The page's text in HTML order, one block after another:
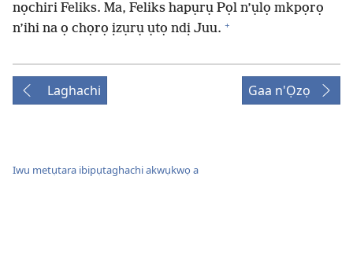
nọchiri Feliks. Ma, Feliks hapụrụ Pọl n’ụlọ mkpọrọ
n’ihi na ọ chọrọ ịzụrụ ụtọ ndị Juu. +
Laghachi Gaa n'Ọzọ
Iwu metụtara ibipụtaghachi akwụkwọ a